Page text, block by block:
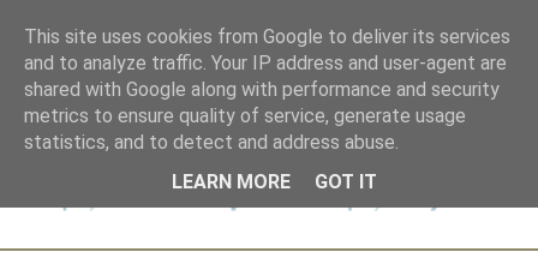
This site uses cookies from Google to deliver its services
and to analyze traffic. Your IP address and user-agent are
shared with Google along with performance and security
metrics to ensure quality of service, generate usage
statistics, and to detect and address abuse.
LEARN MORE
GOT IT